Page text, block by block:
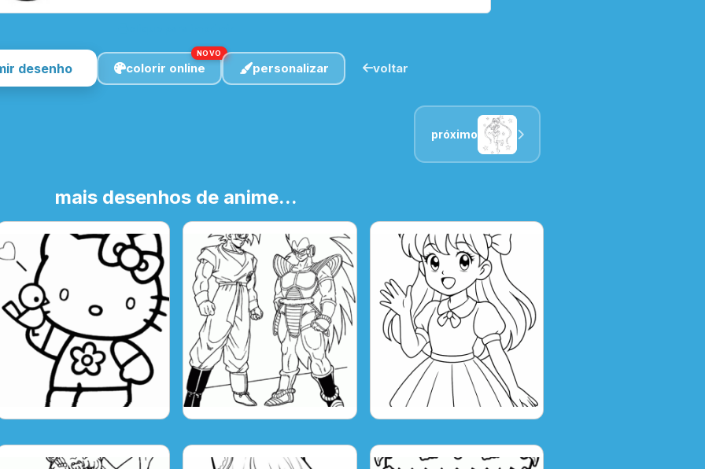
desenho colorir online
NOVO
personalizar voltar
próximo
mais desenhos de anime...